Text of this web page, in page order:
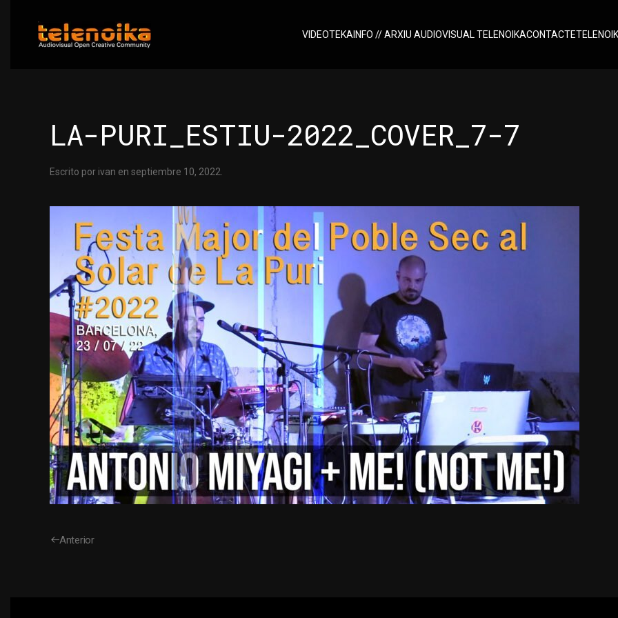
Ir al contenido principal VIDEOTEKA INFO // ARXIU AUDIOVISUAL TELENOIKACONTACTE
LA-PURI_ESTIU-2022_COVER_7-7
Escrito por ivan en septiembre 10, 2022
Anterior